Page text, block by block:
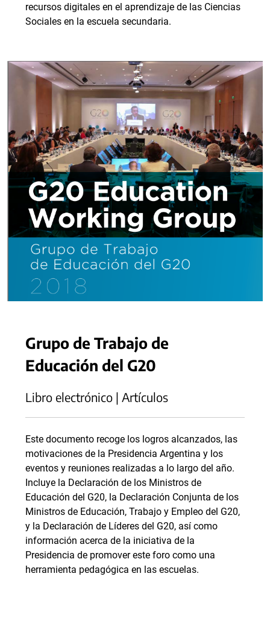
recursos digitales en el aprendizaje de las Ciencias
Sociales en la escuela secundaria.
Grupo de Trabajo de
Educación del G20
Libro electrónico | Artículos
Este documento recoge los logros alcanzados, las
motivaciones de la Presidencia Argentina y los
eventos y reuniones realizadas a lo largo del año.
Incluye la Declaración de los Ministros de
Educación del G20, la Declaración Conjunta de los
Ministros de Educación, Trabajo y Empleo del G20,
y la Declaración de Líderes del G20, así como
información acerca de la iniciativa de la
Presidencia de promover este foro como una
herramienta pedagógica en las escuelas.